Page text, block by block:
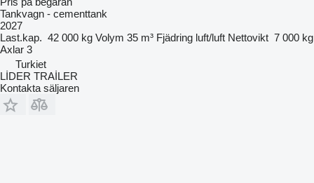
Tankvagn - cementtank
2027
Last.kap. 42 000 kg Volym 35 m³ Fjädring luft/luft Nettovikt 7 000 kg
Axlar 3
Turkiet
LİDER TRAİLER
Kontakta säljaren